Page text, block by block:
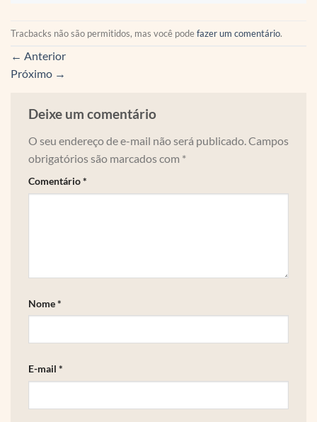
Tracbacks não são permitidos, mas você podefazer um comentário.
← Anterior
Próximo →
Deixe um comentário
O seu endereço de e-mail não será publicado.Campos
obrigatórios são marcados com *
Comentário*
Nome*
E-mail *